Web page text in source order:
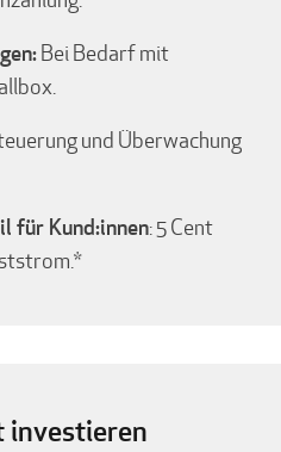
Bei Bedarf mit
und Überwachung
für Kund:innen: 5 Cent
investieren